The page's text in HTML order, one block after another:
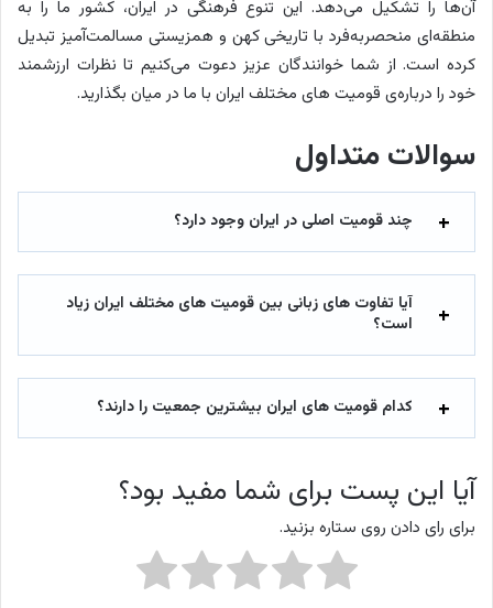
آن‌ها را تشکیل می‌دهد. این تنوع فرهنگی در ایران، کشور ما را به
منطقه‌ای منحصربه‌فرد با تاریخی کهن و همزیستی مسالمت‌آمیز تبدیل
کرده است. از شما خوانندگان عزیز دعوت می‌کنیم تا نظرات ارزشمند
خود را درباره‌ی قومیت های مختلف ایران با ما در میان بگذارید.
سوالات متداول
چند قومیت اصلی در ایران وجود دارد؟
آیا تفاوت های زبانی بین قومیت های مختلف ایران زیاد
است؟
کدام قومیت های ایران بیشترین جمعیت را دارند؟
آیا این پست برای شما مفید بود؟
برای رای دادن روی ستاره بزنید.